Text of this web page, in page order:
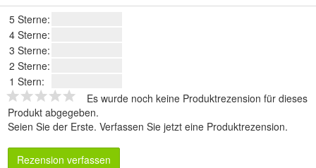
5 Sterne:
4 Sterne:
3 Sterne:
2 Sterne:
1 Stern:
Es wurde noch keine Produktrezension für dieses
Produkt abgegeben.
Seien Sie der Erste. Verfassen Sie jetzt eine Produktrezension.
Rezension verfassen